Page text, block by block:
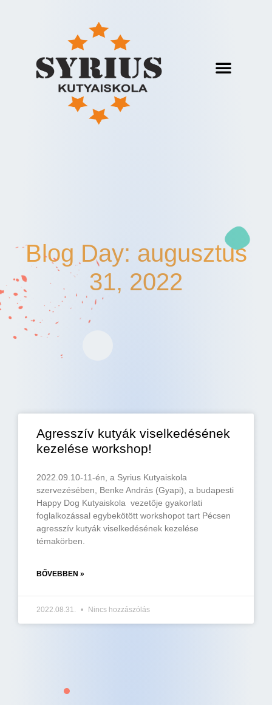
Blog Day: augusztus
31, 2022
Agresszív kutyák viselkedésének
kezelése workshop!
2022.09.10-11-én, a Syrius Kutyaiskola
szervezésében, Benke András (Gyapi), a budapesti
Happy Dog Kutyaiskola vezetője gyakorlati
foglalkozással egybekötött workshopot tart Pécsen
agresszív kutyák viselkedésének kezelése
témakörben.
BŐVEBBEN »
2022.08.31. Nincs hozzászólás